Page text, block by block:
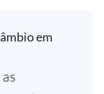
em